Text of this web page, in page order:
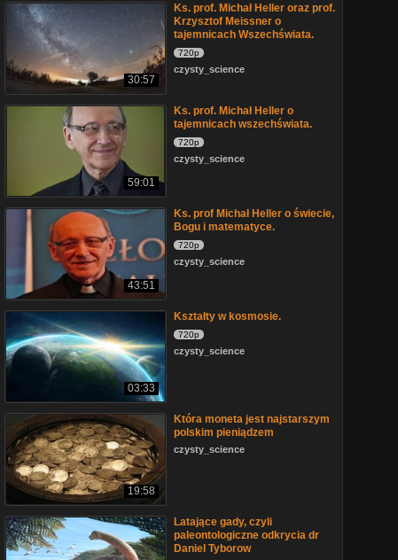
30:57
Ks. prof. Michał Heller oraz prof.
Krzysztof Meissner o
tajemnicach Wszechświata.
720p
czysty_science
59:01
Ks. prof. Michał Heller o
tajemnicach wszechświata.
720p
czysty_science
43:51
Ks. prof Michał Heller o świecie,
Bogu i matematyce.
720p
czysty_science
03:33
Kształty w kosmosie.
720p
czysty_science
19:58
Która moneta jest najstarszym
polskim pieniądzem
czysty_science
Latające gady, czyli
paleontologiczne odkrycia dr
Daniel Tyborow